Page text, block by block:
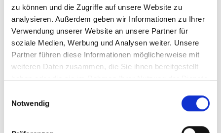
zu können und die Zugriffe auf unsere Website zu
analysieren. Außerdem geben wir Informationen zu Ihrer
Verwendung unserer Website an unsere Partner für
soziale Medien, Werbung und Analysen weiter. Unsere
Partner führen diese Informationen möglicherweise mit
weiteren Daten zusammen, die Sie ihnen bereitgestellt
haben oder die sie im Rahmen Ihrer Nutzung der Dienste
Notwendig
Zu den Marktdaten